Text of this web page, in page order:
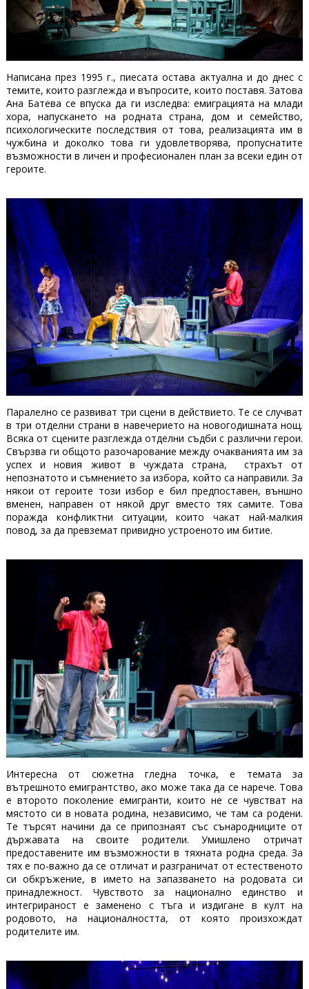
Написана през 1995 г., пиесата остава актуална и до днес с
темите, които разглежда и въпросите, които поставя. Затова
Ана Батева се впуска да ги изследва: емиграцията на млади
хора, напускането на родната страна, дом и семейство,
психологическите последствия от това, реализацията им в
чужбина и доколко това ги удовлетворява, пропуснатите
възможности в личен и професионален план за всеки един от
героите.
Паралелно се развиват три сцени в действието. Те се случват
в три отделни страни в навечерието на новогодишната нощ.
Всяка от сцените разглежда отделни съдби с различни герои.
Свързва ги общото разочарование между очакванията им за
успех и новия живот в чуждата страна, страхът от
непознатото и съмнението за избора, който са направили. За
някои от героите този избор е бил предпоставен, външно
вменен, направен от някой друг вместо тях самите. Това
поражда конфликтни ситуации, които чакат най-малкия
повод, за да превземат привидно устроеното им битие.
Интересна от сюжетна гледна точка, е темата за
вътрешното емигрантство, ако може така да се нарече. Това
е второто поколение емигранти, които не се чувстват на
мястото си в новата родина, независимо, че там са родени.
Те търсят начини да се припознаят със сънародниците от
държавата на своите родители. Умишлено отричат
предоставените им възможности в тяхната родна среда. За
тях е по-важно да се отличат и разграничат от естественото
си обкръжение, в името на запазването на родовата си
принадлежност. Чувството за национално единство и
интегрираност е заменено с тъга и издигане в култ на
родовото, на националността, от която произхождат
родителите им.